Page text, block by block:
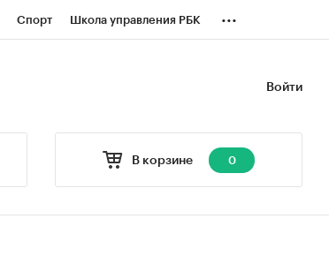
Спорт Школа управления РБК ...
Войти
В корзине 0